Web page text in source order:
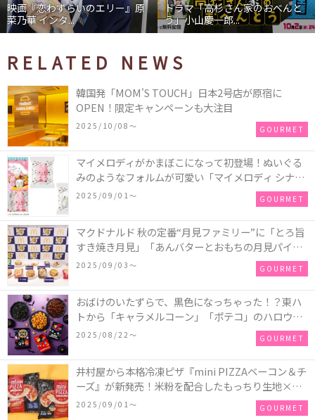
映画『恋わずらいのエリー』原
菜乃華 インタ...
ドラマ「高杉さん家のおべんと
う」小山慶一郎...
RELATED NEWS
韓国発「MOM'S TOUCH」日本2号店が原宿に
OPEN！限定キャンペーンも大注目
2025/10/08〜 GOURMET
マイメロディがかまぼこになって初登場！ぬいぐる
みのようなフォルムが可愛い「マイメロディ シナモ
ロール かまぼこ」が新発売
2025/09/01〜 GOURMET
マクドナルド 秋の定番“月見ファミリー”に「とろ旨
すき焼き月見」「あんバターとおもちの月見パイ」
「月見マ ックシェイク 山梨県産シャインマスカット
2025/09/03〜 GOURMET
おばけのいたずらで、黒色になっちゃった！？東ハ
トから「キャラメルコーン」「ポテコ」のハロウィ
ン限定商品が新発売♪
2025/08/22〜 GOURMET
井村屋から本格冷凍ピザ『mini PIZZAベーコン＆チ
ーズ』が新発売！米粉を配合したもっちり生地×ご
ろごろ具材×とろけるチーズで満足感たっぷりのピ
2025/09/01〜 GOURMET